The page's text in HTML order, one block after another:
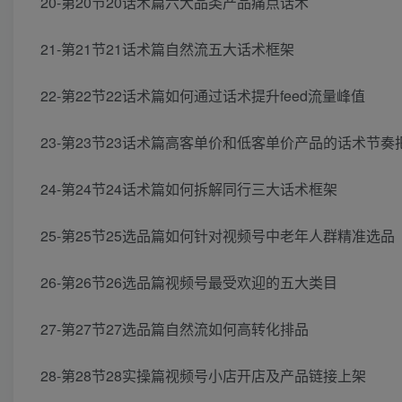
21-第21节21话术篇自然流五大话术框架
22-第22节22话术篇如何通过话术提升feed流量峰值
23-第23节23话术篇高客单价和低客单价产品的话术节奏
24-第24节24话术篇如何拆解同行三大话术框架
25-第25节25选品篇如何针对视频号中老年人群精准选品
26-第26节26选品篇视频号最受欢迎的五大类目
27-第27节27选品篇自然流如何高转化排品
28-第28节28实操篇视频号小店开店及产品链接上架